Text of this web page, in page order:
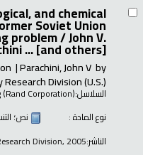
and chemical
Soviet Union
problem /John V.
... [and others].
by
Parachini, John V
Division (U.S.)
السلاسل:Corporation)
نوع المادة :
نص؛
الناشر:Division, 2005